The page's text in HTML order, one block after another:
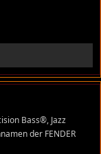
Bass®, Jazz
der FENDER